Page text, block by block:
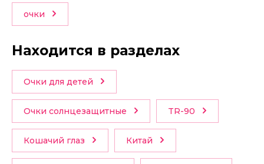
очки
Находится в разделах
Очки для детей
Очки солнцезащитные TR-90
Кошачий глаз Китай